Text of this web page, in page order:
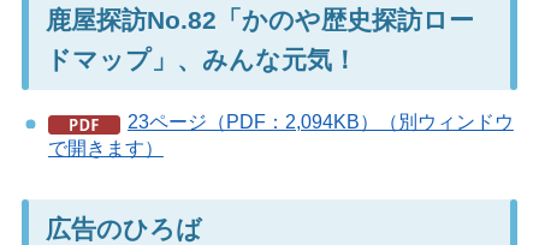
鹿屋探訪No.82「かのや歴史探訪ロー
ドマップ」、みんな元気！
23ページ（PDF：2,094KB）（別ウィンドウ
で開きます）
広告のひろば